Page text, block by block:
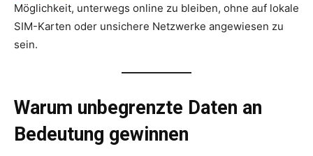
Möglichkeit, unterwegs online zu bleiben, ohne auf lokale
SIM-Karten oder unsichere Netzwerke angewiesen zu
sein.
Warum unbegrenzte Daten an
Bedeutung gewinnen